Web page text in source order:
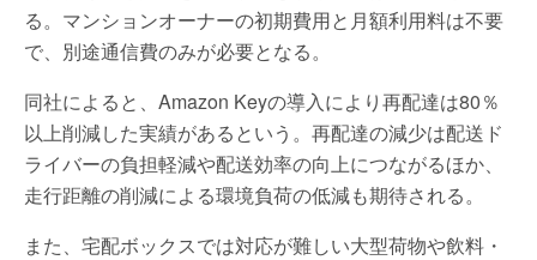
る。マンションオーナーの初期費用と月額利用料は不要
で、別途通信費のみが必要となる。
同社によると、Amazon Keyの導入により再配達は80％
以上削減した実績があるという。再配達の減少は配送ド
ライバーの負担軽減や配送効率の向上につながるほか、
走行距離の削減による環境負荷の低減も期待される。
また、宅配ボックスでは対応が難しい大型荷物や飲料・